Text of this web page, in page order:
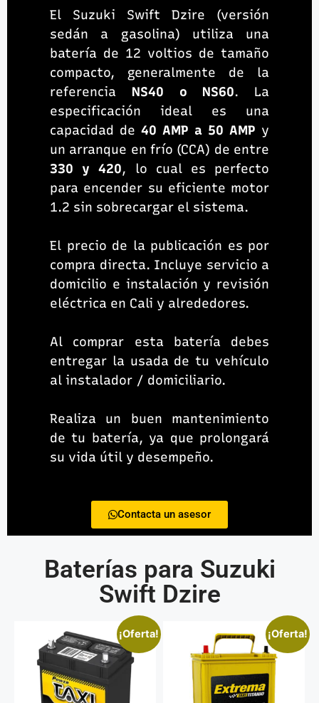
El Suzuki Swift Dzire (versión
sedán a gasolina) utiliza una
batería de 12 voltios de tamaño
compacto, generalmente de la
referencia NS40 o NS60. La
especificación ideal es una
capacidad de 40 AMP a 50 AMP y
un arranque en frío (CCA) de entre
330 y 420, lo cual es perfecto
para encender su eficiente motor
1.2 sin sobrecargar el sistema.
El precio de la publicación es por
compra directa. Incluye servicio a
domicilio e instalación y revisión
eléctrica en Cali y alrededores.
Al comprar esta batería debes
entregar la usada de tu vehículo
al instalador / domiciliario.
Realiza un buen mantenimiento
de tu batería, ya que prolongará
su vida útil y desempeño.
Contacta un asesor
Baterías para Suzuki
Swift Dzire
¡Oferta! ¡Oferta!